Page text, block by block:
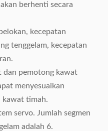
berhenti secara
kecepatan
tenggelam, kecepatan
dan pemotong kawat
menyesuaikan
kawat timah.
servo. Jumlah segmen
adalah 6.